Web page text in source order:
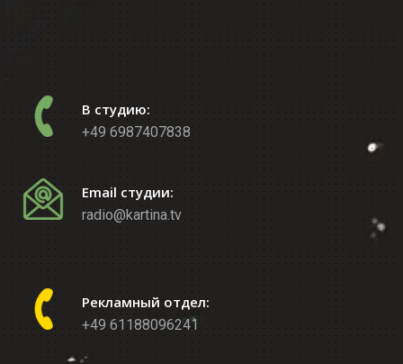
В студию:
+49 6987407838
Email студии:
radio@kartina.tv
Рекламный отдел:
+49 61188096241